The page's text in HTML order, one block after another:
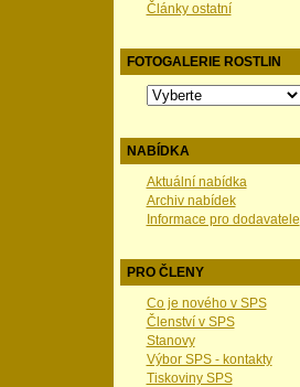
Články ostatní
FOTOGALERIE ROSTLIN
NABÍDKA
Aktuální nabídka
Archiv nabídek
Informace pro dodavatele
PRO ČLENY
Co je nového v SPS
Členství v SPS
Stanovy
Výbor SPS - kontakty
Tiskoviny SPS